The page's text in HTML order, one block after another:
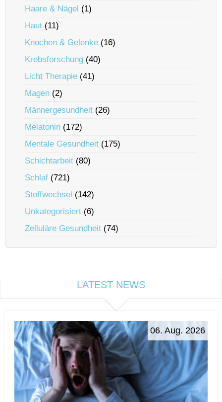
Haare & Nägel (1)
Haut (11)
Knochen & Gelenke (16)
Krebsforschung (40)
Licht Therapie (41)
Magen (2)
Männergesundheit (26)
Melatonin (172)
Mentale Gesundheit (175)
Schichtarbeit (80)
Schlaf (721)
Stoffwechsel (142)
Unkategorisiert (6)
Zelluläre Gesundheit (74)
LATEST NEWS
06. Aug. 2026